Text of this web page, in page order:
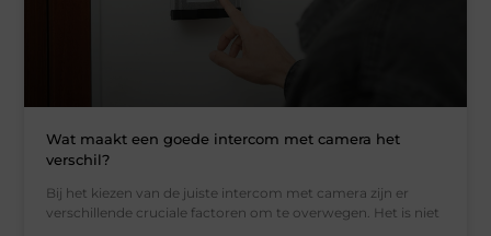
Wat maakt een goede intercom met camera het
verschil?
Bij het kiezen van de juiste intercom met camera zijn er
verschillende cruciale factoren om te overwegen. Het is niet